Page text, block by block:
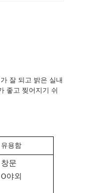
잘 되고 밝은 실내
좋고 찢어지기 쉬
유용함
창문
O야외